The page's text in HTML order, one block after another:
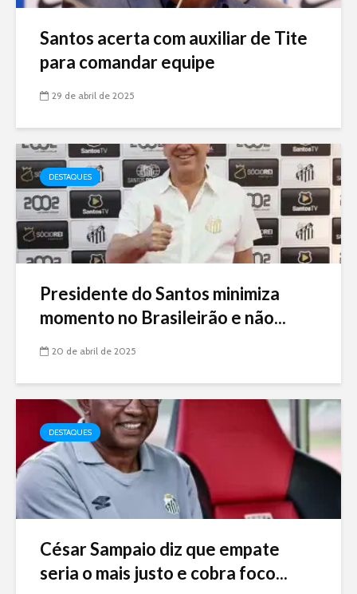
Santos acerta com auxiliar de Tite
para comandar equipe
29 de abril de 2025
DESTAQUES
Presidente do Santos minimiza
momento no Brasileirão e não...
20 de abril de 2025
DESTAQUES
César Sampaio diz que empate
seria o mais justo e cobra foco...